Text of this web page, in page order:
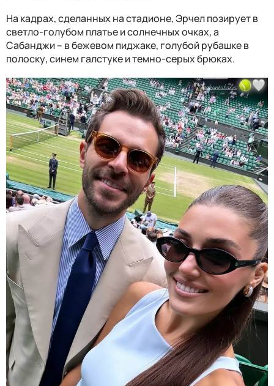
На кадрах, сделанных на стадионе, Эрчел позирует в
светло-голубом платье и солнечных очках, а
Сабанджи – в бежевом пиджаке, голубой рубашке в
полоску, синем галстуке и темно-серых брюках.